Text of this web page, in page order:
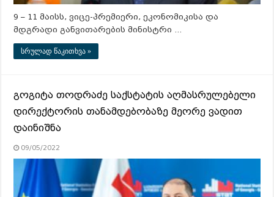
9 – 11 მაისს, ვიცე-პრემიერი, ეკონომიკისა და
მდგრადი განვითარების მინისტრი …
სრულად წაკითხვა »
გოგიტა თოდრაძე საქსტატის აღმასრულებელი
დირექტორის თანამდებობაზე მეორე ვადით
დაინიშნა
09/05/2022